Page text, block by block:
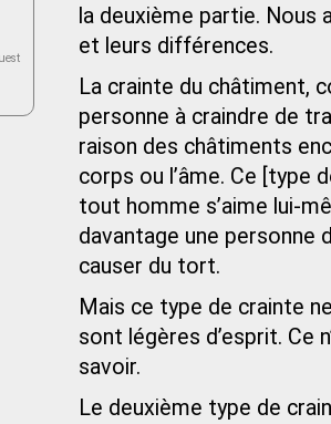
la deuxième partie.
et leurs différences.
La crainte du châtiment,
personne à craindre de
raison des châtiments
corps ou l’âme. Ce [type
tout homme s’aime lui-
davantage une personne
causer du tort.
Mais ce type de crainte
sont légères d’esprit. Ce
savoir.
Le deuxième type de